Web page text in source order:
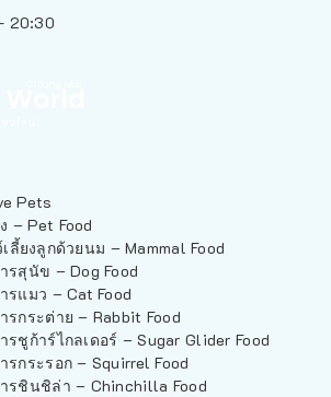
20:30
Pets
– Pet Food
ลี้ยงลูกด้วยนม – Mammal Food
รสุนัข – Dog Food
รแมว – Cat Food
รกระต่าย – Rabbit Food
รชูก้าร์ไกลเดอร์ – Sugar Glider Food
รกระรอก – Squirrel Food
รชินชิล่า – Chinchilla Food